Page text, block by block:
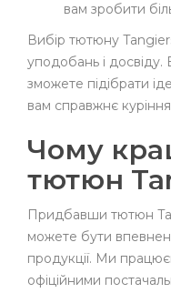
вам зробити
Вибір тютюну
уподобань і досвіду.
зможете підібрати
вам справжнє
Чому
тютюн
Придбавши тютюн
можете бути впевнені
продукції. Ми
офіційними